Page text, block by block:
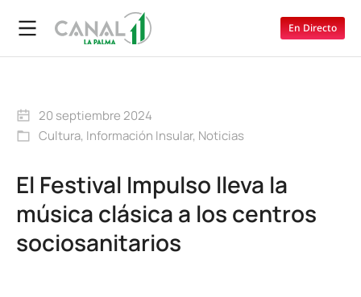
En Directo
20 septiembre 2024
Cultura, Información Insular, Noticias
El Festival Impulso lleva la
música clásica a los centros
sociosanitarios